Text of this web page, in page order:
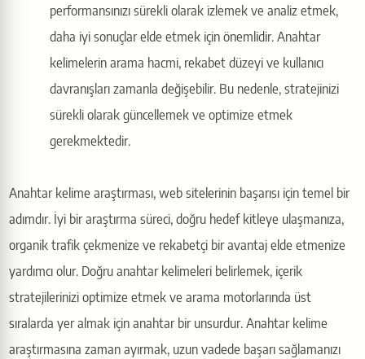
performansınızı sürekli olarak izlemek ve analiz etmek,
daha iyi sonuçlar elde etmek için önemlidir. Anahtar
kelimelerin arama hacmi, rekabet düzeyi ve kullanıcı
davranışları zamanla değişebilir. Bu nedenle, stratejinizi
sürekli olarak güncellemek ve optimize etmek
gerekmektedir.
Anahtar kelime araştırması, web sitelerinin başarısı için temel bir
adımdır. İyi bir araştırma süreci, doğru hedef kitleye ulaşmanıza,
organik trafik çekmenize ve rekabetçi bir avantaj elde etmenize
yardımcı olur. Doğru anahtar kelimeleri belirlemek, içerik
stratejilerinizi optimize etmek ve arama motorlarında üst
sıralarda yer almak için anahtar bir unsurdur. Anahtar kelime
araştırmasına zaman ayırmak, uzun vadede başarı sağlamanızı